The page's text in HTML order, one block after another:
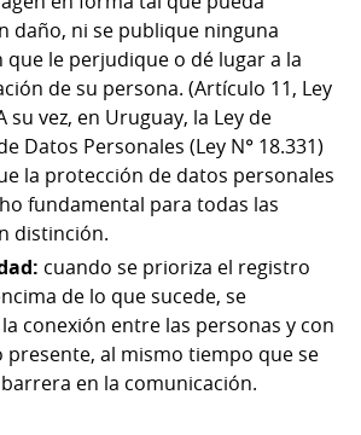
daño, ni se publique ninguna
le perjudique o dé lugar a la
de su persona. (Artículo 11, Ley
su vez, en Uruguay, la Ley de
Datos Personales (Ley N° 18.331)
la protección de datos personales
fundamental para todas las
distinción.
cuando se prioriza el registro
de lo que sucede, se
conexión entre las personas y con
presente, al mismo tiempo que se
en la comunicación.